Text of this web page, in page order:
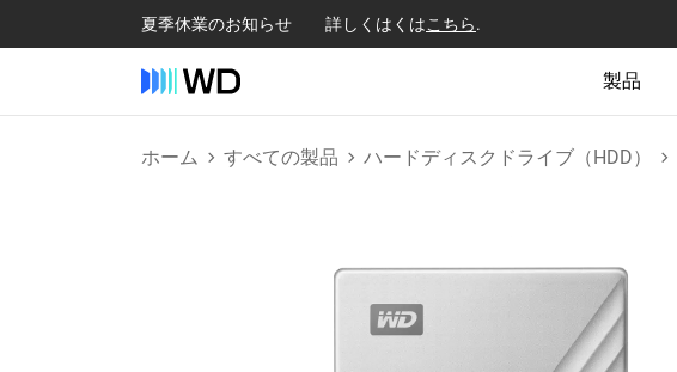
夏季休業のお知らせ 詳しくはくはこちら.
製品
ホーム すべての製品 ハードディスクドライブ（HDD）